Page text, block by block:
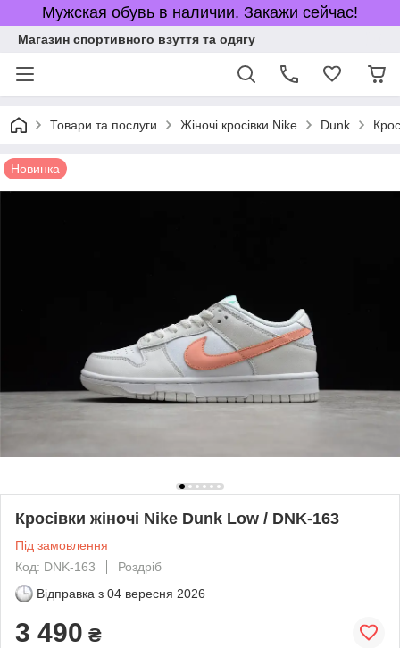
Мужская обувь в наличии. Закажи сейчас!
Магазин спортивного взуття та одягу
Товари та послуги Жіночі кросівки Nike Dunk
Новинка
Кросівки жіночі Nike Dunk Low / DNK-163
Під замовлення
Код: DNK-163
Роздріб
Відправка з 04 вересня 2026
3 490 ₴